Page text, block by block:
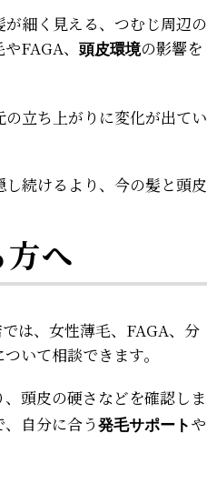
細く見える、つむじ周辺の
FAGA、
頭皮環境の影響を
立ち上がりに変化が出てい
続けるより、今の髪と頭皮
へ
は、女性薄毛、FAGA、分
いて相談できます。
頭皮の硬さなどを確認しま
自分に合う 発毛サポート や